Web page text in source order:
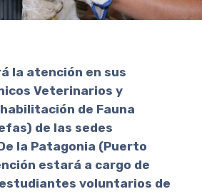
la atención en sus
Veterinarios y
de Fauna
de las sedes
la Patagonia (Puerto
estará a cargo de
voluntarios de